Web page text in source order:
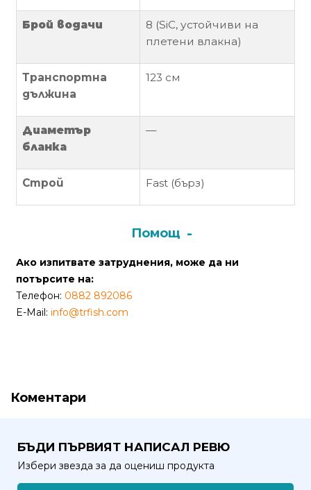
Copyright
Всички
права
Интернет
Маркетинг
Дизайн
Брой водачи
8 (SiC, устойчиви на
плетени влакна)
Транспортна
дължина
123 см
Диаметър
бланка
—
Строй Fast (бърз)
Помощ
Ако изпитвате затруднения, може да ни
потърсите на:
Телефон: 0882 892086
E-Mail: info@trfish.com
Коментари
БЪДИ ПЪРВИЯТ НАПИСАЛ РЕВЮ
Избери звезда за да оцениш продукта